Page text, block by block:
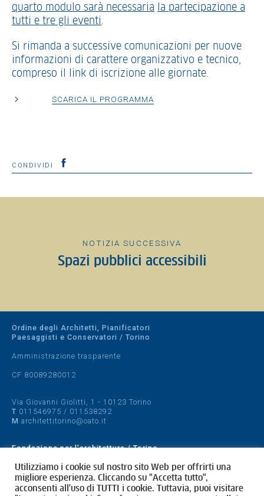
quarto modulo sarà necessaria
la partecipazione a
tutti e tre gli eventi.
Si rimanda a successive comunicazioni per nuove
informazioni di carattere organizzativo e tecnico,
compreso il link di iscrizione alle giornate.
SCARICA IL PROGRAMMA
CONDIVIDI
NOTIZIA SUCCESSIVA
Spazi pubblici accessibili
Ordine degli Architetti, Pianificatori
Paesaggisti e Conservatori / Torino
Amministrazione trasparente
CF 80089280012
Via Giovanni Giolitti, 1 - 10123 Torino
T 011546975 / 011538292
M architettitorino@oato.it
Fondazione per l'architettura / Torino
Designed by quattrolinee.it
Cookie Policy
Utilizziamo i cookie sul nostro sito Web per offrirti una
migliore esperienza. Cliccando su "Accetta tutto",
acconsenti all'uso di TUTTI i cookie. Tuttavia, puoi visitare